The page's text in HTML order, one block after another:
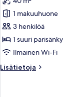
huone,
suuri
parisänky,
parveke,
satamaan
1 makuuhuone
3 henkilöä
1 suuri parisänky
Ilmainen Wi-Fi
Lisätietoja
Lisätietoja